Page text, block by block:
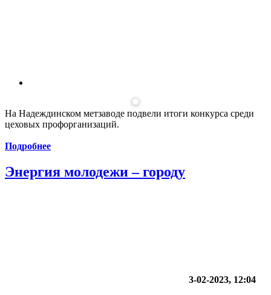
На Надеждинском метзаводе подвели итоги конкурса среди
цеховых профорганизаций.
Подробнее
Энергия молодежи – городу
3-02-2023, 12:04